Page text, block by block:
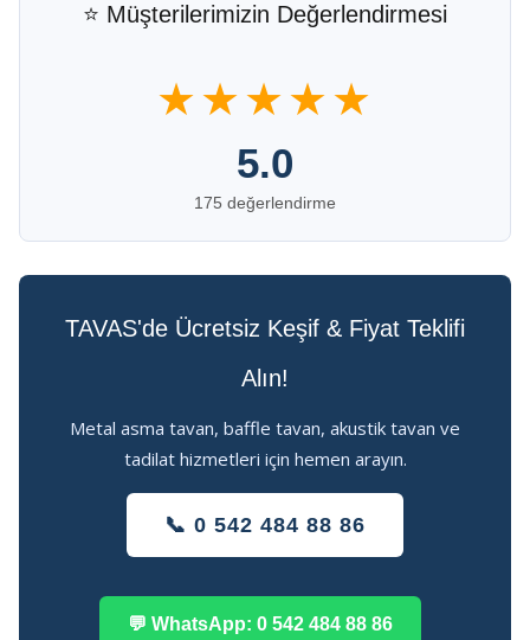
⭐ Müşterilerimizin Değerlendirmesi
★★★★★
5.0
175 değerlendirme
TAVAS'de Ücretsiz Keşif & Fiyat Teklifi
Alın!
Metal asma tavan, baffle tavan, akustik tavan ve
tadilat hizmetleri için hemen arayın.
📞 0 542 484 88 86
💬 WhatsApp: 0 542 484 88 86